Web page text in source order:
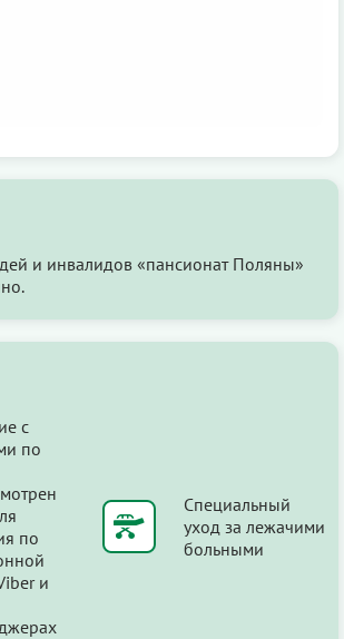
и инвалидов «пансионат Поляны»
с
по
по
и
Специальный
уход за лежачими
больными